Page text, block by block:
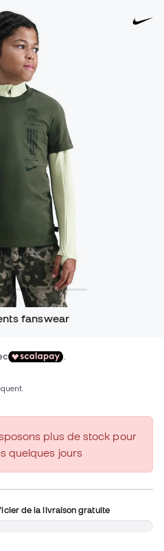
fanswear
plus de stock pour
quelques jours
de la livraison gratuite